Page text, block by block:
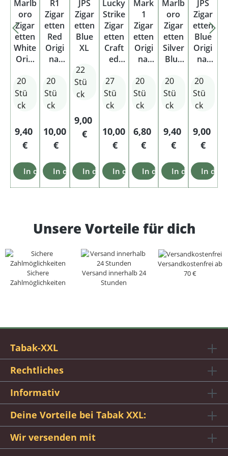
Marlb
oro
Zigar
etten
White
Origi
Pack
20
Stü
ck
Regulärer Preis:
9,40
€
In den Warenkorb
R1
Zigar
etten
Red
Origi
nal
20
Stü
ck
Regulärer Preis:
10,00
€
In den Warenkorb
JPS
Zigar
etten
Blue
XL
22
Stü
ck
Regulärer Preis:
9,00
€
In den Warenkorb
Lucky
Strike
Zigar
etten
Craft
ed
Giga
27
Stü
ck
Regulärer Preis:
10,00
€
In den Warenkorb
Mark
1
Zigar
etten
Origi
nal
&
Silver
Origi
Pack
20
Stü
ck
Regulärer Preis:
6,80
€
In den Warenkorb
Marlb
oro
Zigar
etten
Silver
Blue
nal
Pack
20
Stü
ck
Regulärer
9,40
€
In den
JPS
Zigar
etten
Blue
Origi
nal
20
Stü
ck
9,00
€
In den
Unsere Vorteile für dich
Sichere
Zahlmöglichkeiten
Versand innerhalb 24
Stunden
Versandkostenfrei ab
70 €
Tabak-XXL
Rechtliches
Informativ
Deine Vorteile bei Tabak XXL:
Wir versenden mit